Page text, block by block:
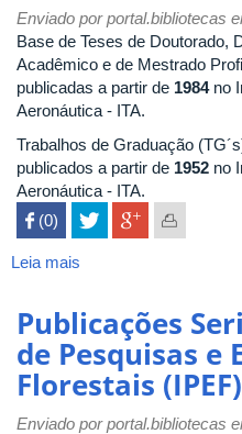
Enviado porportal.bibliotecas
Base de Teses de Doutorado,
Acadêmico e de Mestrado
publicadas a partir de 1984no
Aeronáutica - ITA.
Trabalhos de Graduação
publicados a partir de 1952 no
Aeronáutica - ITA.
 (0)
Leia mais
Digital
do
Instituto
Tecnológico
da
Aeronáutica
Publicações
de Pesquisas e
Florestais (IPEF)
Enviado porportal.bibliotecas